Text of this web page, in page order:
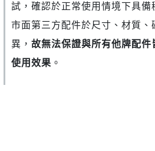
試，確認於正常使用情境下具備
市面第三方配件於尺寸、材質
異， 故無法保證與所有他牌配
使用效果 。